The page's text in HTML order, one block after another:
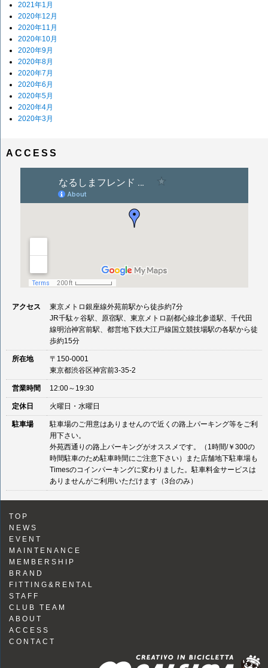
2021年1月
2020年12月
2020年11月
2020年10月
2020年9月
2020年8月
2020年7月
2020年6月
2020年5月
2020年4月
2020年3月
ACCESS
アクセス
東京メトロ銀座線外苑前駅から徒歩約7分
JR千駄ヶ谷駅、原宿駅、東京メトロ副都心線北参道駅、千代田
線明治神宮前駅、都営地下鉄大江戸線国立競技場駅の各駅から徒
歩約15分
所在地
〒150-0001
東京都渋谷区神宮前3-35-2
営業時間 12:00～19:30
定休日 火曜日・水曜日
駐車場
駐車場のご用意はありませんので近くの路上パーキング等をご利
用下さい。
外苑西通りの路上パーキングがオススメです。（1時間/￥300の
時間駐車のため駐車時間にご注意下さい）また店舗地下駐車場も
Timesのコインパーキングに変わりました。駐車料金サービスは
ありませんがご利用いただけます（3台のみ）
TOP
NEWS
EVENT
MAINTENANCE
MEMBERSHIP
BRAND
FITTING&RENTAL
STAFF
CLUB TEAM
ABOUT
ACCESS
CONTACT